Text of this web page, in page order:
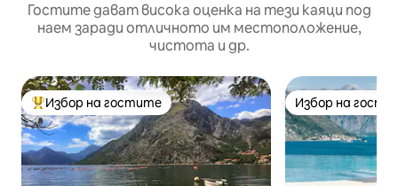
Гостите дават висока оценка на тези каяци под
наем заради отличното им местоположение,
чистота и др.
Най-популярен избор на гостите
Избор на гостите Избор на
Избор на